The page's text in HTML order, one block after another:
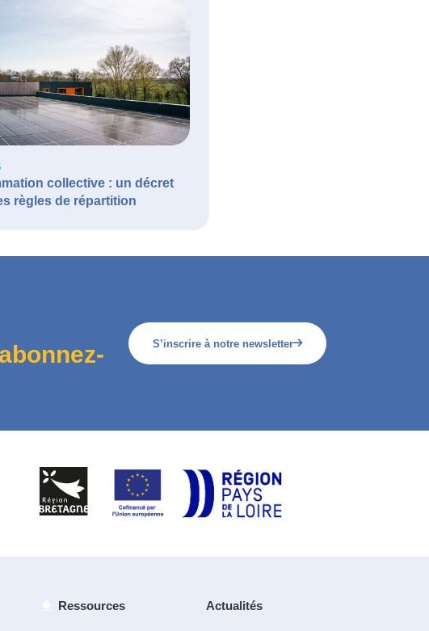
collective : un décret
règles de répartition
abonnez-
S’inscrire à notre newsletter
Ressources Actualités